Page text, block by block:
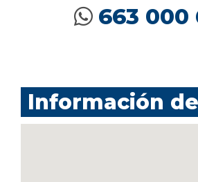
663 000
Información